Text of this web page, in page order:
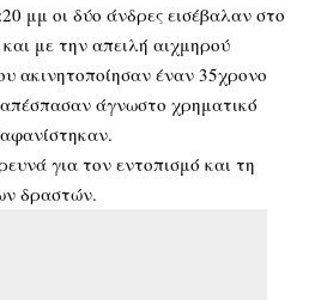
μμ οι δύο άνδρες εισέβαλαν στο
με την απειλή αιχμηρού
ακινητοποίησαν έναν 35χρονο
άγνωστο χρηματικό
για τον εντοπισμό και τη
δραστών.